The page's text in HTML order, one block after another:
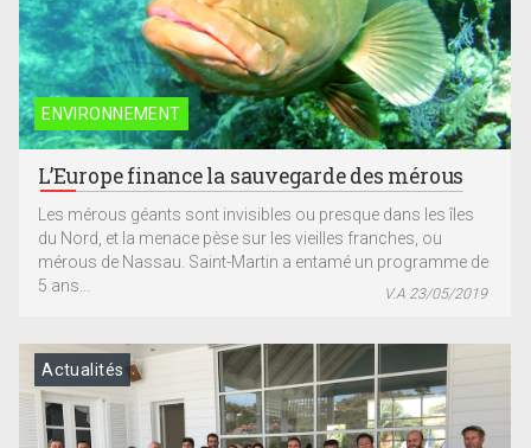
ENVIRONNEMENT
L’Europe finance la sauvegarde des mérous
Les mérous géants sont invisibles ou presque dans les îles
du Nord, et la menace pèse sur les vieilles franches, ou
mérous de Nassau. Saint-Martin a entamé un programme de
5 ans...
V.A 23/05/2019
Actualités